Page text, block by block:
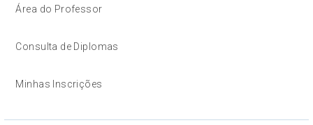
Área do Professor
Consulta de Diplomas
Minhas Inscrições